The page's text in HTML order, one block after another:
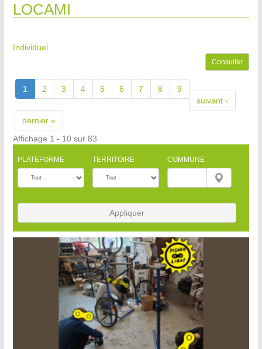
LOCAMI
Individuel
Consulter
1 2 3 4 5 6 7 8
9
suivant ›
dernier »
Affichage 1 - 10 sur 83
PLATEFORME TERRITOIRE COMMUNE
Appliquer